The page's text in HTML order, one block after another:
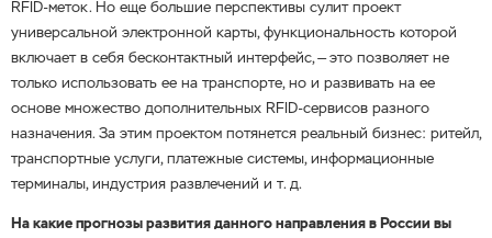
RFID-меток. Но еще большие перспективы сулит проект
универсальной электронной карты, функциональность которой
включает в себя бесконтактный интерфейс, — это позволяет не
только использовать ее на транспорте, но и развивать на ее
основе множество дополнительных RFID-сервисов разного
назначения. За этим проектом потянется реальный бизнес: ритейл,
транспортные услуги, платежные системы, информационные
терминалы, индустрия развлечений и т. д.
На какие прогнозы развития данного направления в России вы